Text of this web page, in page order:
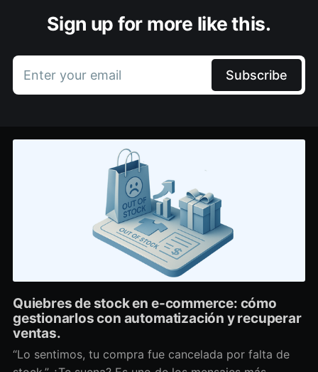
Sign up for more like this.
Enter your email Subscribe
Quiebres de stock en e-commerce: cómo
gestionarlos con automatización y recuperar
ventas.
“Lo sentimos, tu compra fue cancelada por falta de